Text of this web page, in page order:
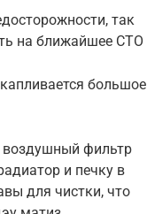
так
на ближайшее СТО
большое
воздушный фильтр
и печку в
для чистки, что